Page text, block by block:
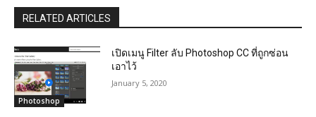
RELATED ARTICLES
Photoshop
เปิดเมนู Filter ลับ Photoshop CC ที่ถูกซ่อน
เอาไว้
January 5, 2020